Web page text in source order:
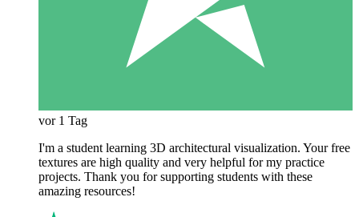
vor 1 Tag
I'm a student learning 3D architectural visualization. Your free
textures are high quality and very helpful for my practice
projects. Thank you for supporting students with these
amazing resources!